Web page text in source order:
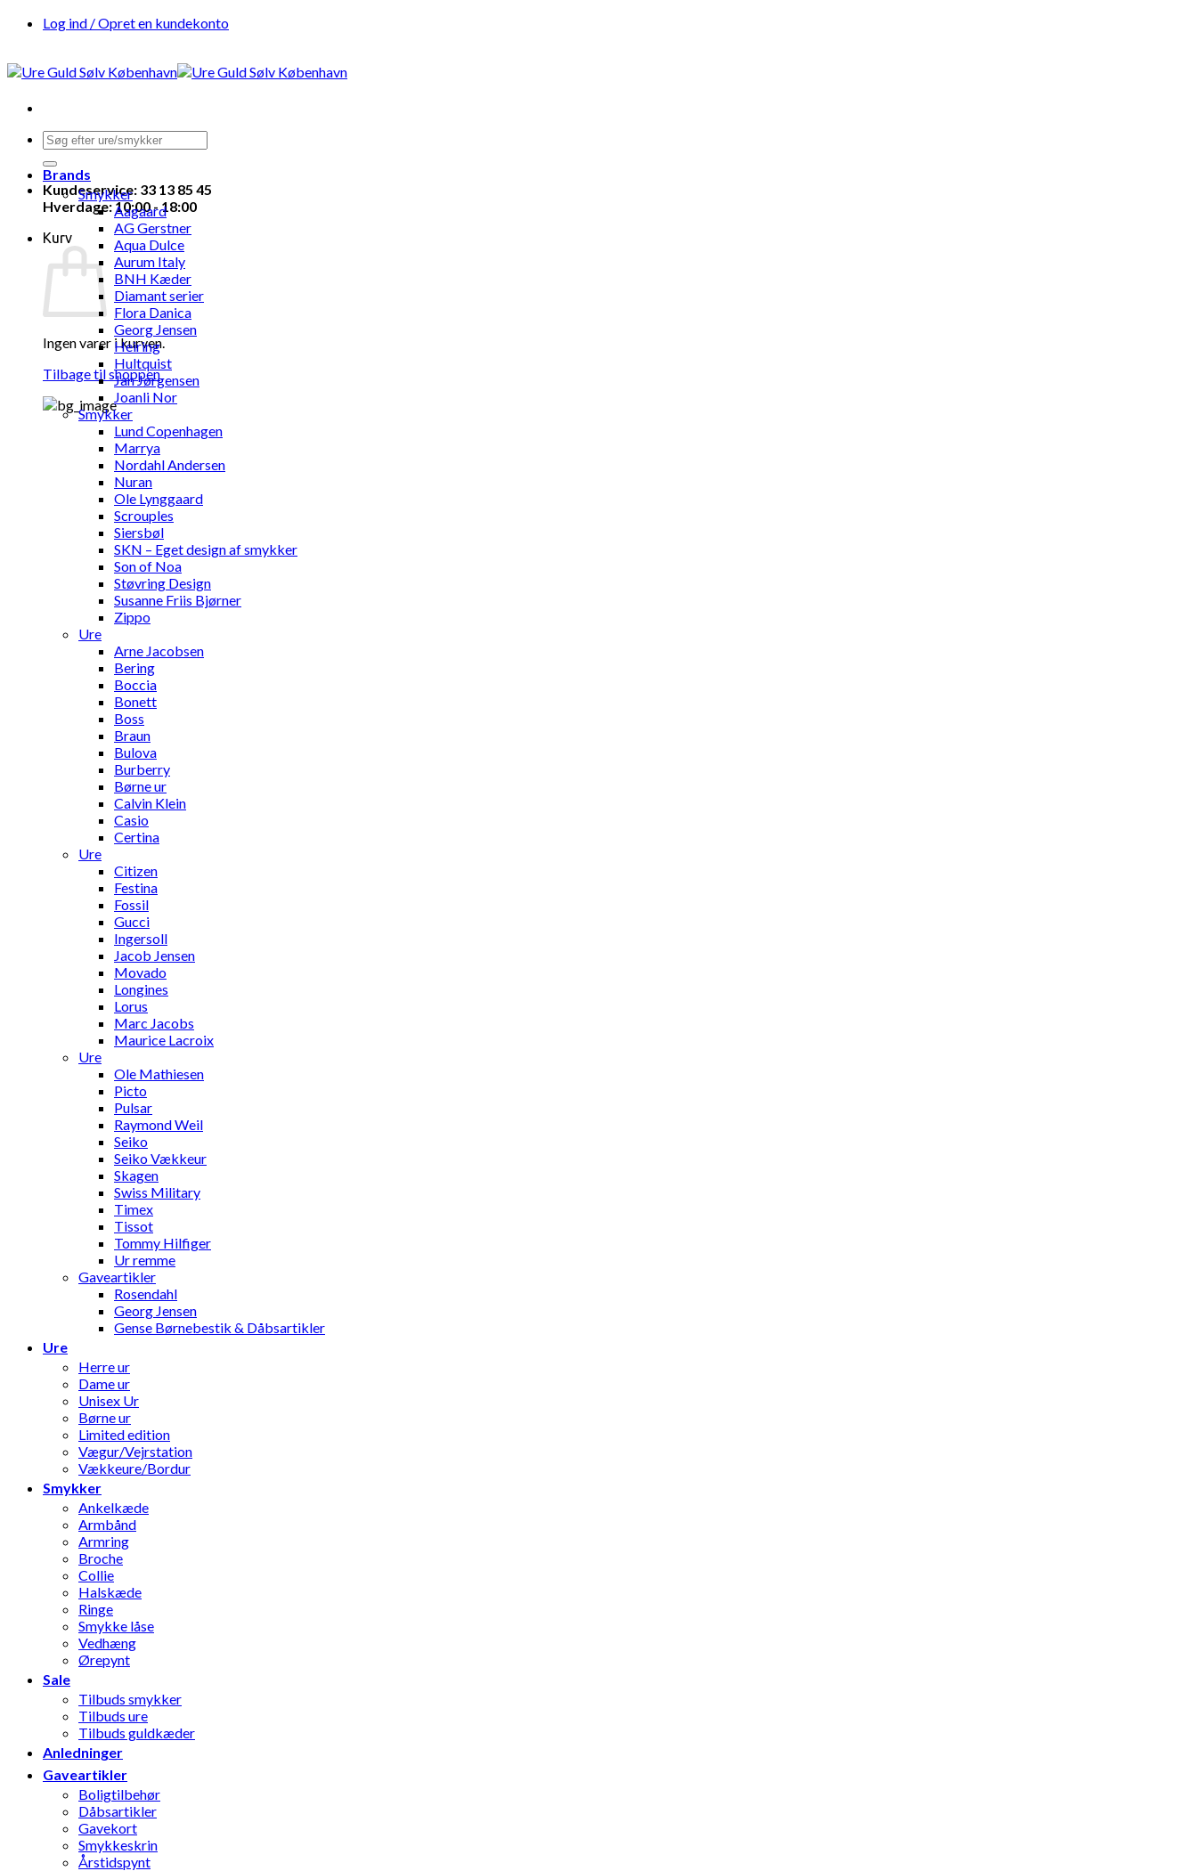
FortsætLog ind / Opret en kundekonto
Søg
efter:
Kundeservice: 33 13 85 45
Hverdage: 10:00 - 18:00
Kurv
Ingen varer i kurven.
Tilbage til shoppen
Brands
Smykker
Aagaard
AG Gerstner
Aqua Dulce
Aurum Italy
BNH Kæder
Diamant serier
Flora Danica
Georg Jensen
Heiring
Hultquist
Jan Jørgensen
Joanli Nor
Smykker
Lund Copenhagen
Marrya
Nordahl Andersen
Nuran
Ole Lynggaard
Scrouples
Siersbøl
SKN – Eget design af smykker
Son of Noa
Støvring Design
Susanne Friis Bjørner
Zippo
Ure
Arne Jacobsen
Bering
Boccia
Bonett
Boss
Braun
Bulova
Burberry
Børne ur
Calvin Klein
Casio
Certina
Ure
Citizen
Festina
Fossil
Gucci
Ingersoll
Jacob Jensen
Movado
Longines
Lorus
Marc Jacobs
Maurice Lacroix
Ure
Ole Mathiesen
Picto
Pulsar
Raymond Weil
Seiko
Seiko Vækkeur
Skagen
Swiss Military
Timex
Tissot
Tommy Hilfiger
Ur remme
Gaveartikler
Rosendahl
Georg Jensen
Gense Børnebestik & Dåbsartikler
Ure
Herre ur
Dame ur
Unisex Ur
Børne ur
Limited edition
Vægur/Vejrstation
Vækkeure/Bordur
Smykker
Ankelkæde
Armbånd
Armring
Broche
Collie
Halskæde
Ringe
Smykke låse
Vedhæng
Ørepynt
Sale
Tilbuds smykker
Tilbuds ure
Tilbuds guldkæder
Anledninger
Gaveartikler
Boligtilbehør
Dåbsartikler
Gavekort
Smykkeskrin
Årstidspynt